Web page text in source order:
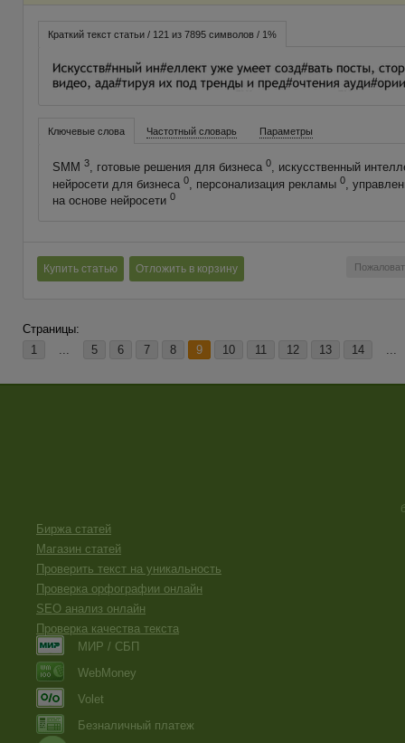
Краткий текст статьи / 121 из 7895 символов / 1%
Ключевые слова Частотный словарь Параметры
SMM 3, готовые решения для бизнеса 0, искусственный
нейросети для бизнеса 0, персонализация рекламы 0,
на основе нейросети 0
Купить статью Отложить в корзину
Страницы:
1
... 5 6 7 8 9 10 11 12 13 14 ...
Биржа статей
Магазин статей
Проверить текст на уникальность
Проверка орфографии онлайн
SEO анализ онлайн
Проверка качества текста
МИР / СБП
WebMoney
Volet
Безналичный платеж